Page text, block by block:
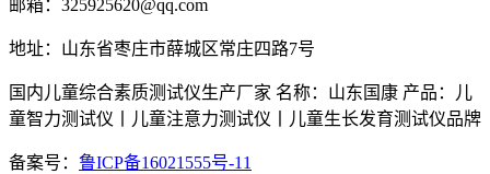
邮箱：325925620@qq.com
地址：山东省枣庄市薛城区常庄四路7号
国内儿童综合素质测试仪生产厂家 名称：山东国康 产品：儿
童智力测试仪丨儿童注意力测试仪丨儿童生长发育测试仪品牌
备案号： 鲁ICP备16021555号-11